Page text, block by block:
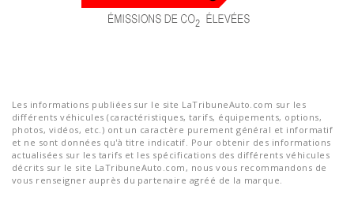
Les informations publiées sur le site LaTribuneAuto.com sur les
différents véhicules (caractéristiques, tarifs, équipements, options,
photos, vidéos, etc.) ont un caractère purement général et informatif
et ne sont données qu'à titre indicatif. Pour obtenir des informations
actualisées sur les tarifs et les spécifications des différents véhicules
décrits sur le site LaTribuneAuto.com, nous vous recommandons de
vous renseigner auprès du partenaire agréé de la marque.